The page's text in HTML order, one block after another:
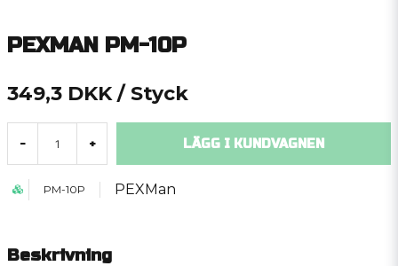
PEXMAN PM-10P
349,3 DKK / Styck
- + LÄGG I KUNDVAGNEN
PM-10P PEXMan
Beskrivning